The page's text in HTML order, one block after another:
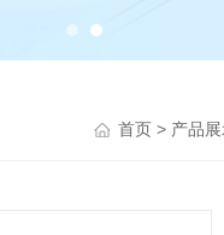
首页 > 产品